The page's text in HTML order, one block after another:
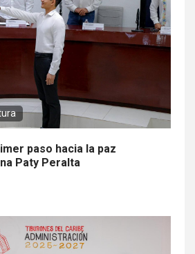
paso hacia la paz
Paty Peralta